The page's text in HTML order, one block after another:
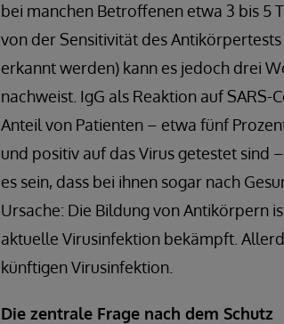
bei manchen Betroffenen etwa 3 bis 5
von der Sensitivität des
erkannt werden) kann es jedoch drei
nachweist. IgG als Reaktion auf
Anteil von Patienten – etwa fünf
und positiv auf das Virus getestet sind
es sein, dass bei ihnen sogar nach
Ursache: Die Bildung von Antikörpern
aktuelle Virusinfektion bekämpft.
künftigen Virusinfektion.
Die zentrale Frage nach dem Schutz